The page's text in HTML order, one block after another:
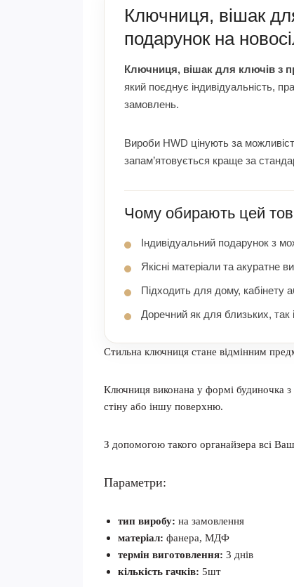
Ключниця, вішак
подарунок на
Ключниця, вішак для ключів з
який поєднує індивідуальність,
замовлень.
Вироби HWD цінують за
запам’ятовується краще за
Чому обирають цей
Індивідуальний подарунок з
Якісні матеріали та акуратне
Підходить для дому, кабінету
Доречний як для близьких, так
Стильна ключниця стане відмінним
Ключниця виконана у формі будиночка з
стіну або іншу поверхню.
З допомогою такого органайзера всі
Параметри:
тип виробу: на замовлення
матеріал: фанера, МДФ
термін виготовлення: 3 днів
кількість гачків: 5шт